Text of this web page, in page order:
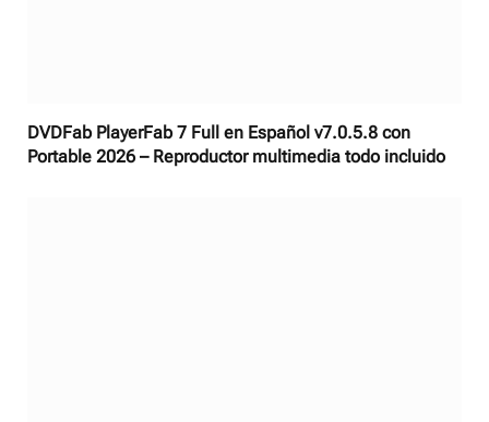
DVDFab PlayerFab 7 Full en Español v7.0.5.8 con
Portable 2026 – Reproductor multimedia todo incluido